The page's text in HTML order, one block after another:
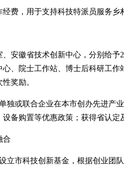
经费，用于支持科技特派员服务
安徽省技术创新中心，分别给
、院士工作站、博士后科研工
奖励。
独或联合企业在本市创办先进产
备购置等优惠政策；获得省认
合
立市科技创新基金，根据创业团